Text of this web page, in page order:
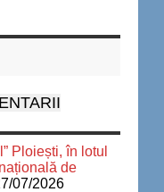
Ploiești, în lotul
de
07/2026